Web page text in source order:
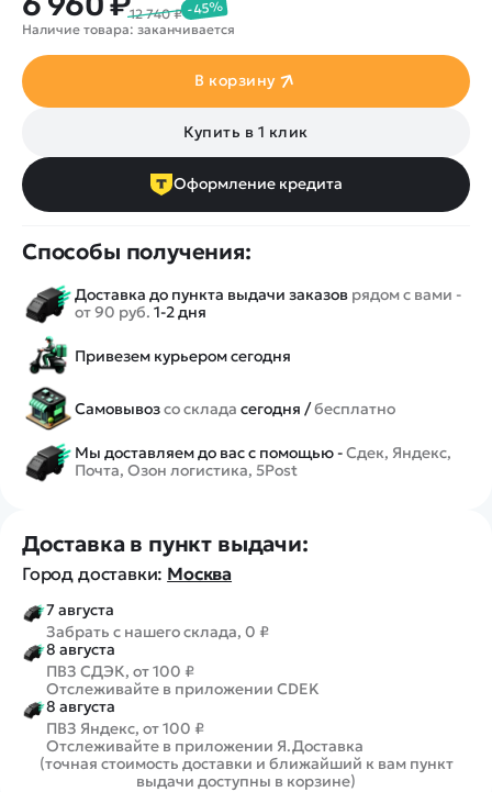
12 740 ₽ -45%
Наличие товара: заканчивается
В корзину
Купить в 1 клик
Оформление кредита
Способы получения:
Доставка до пункта выдачи заказов рядом с вами -
от 90 руб. 1-2 дня
Привезем курьером сегодня
Самовывозсо склада сегодня /бесплатно
Мы доставляем до вас с помощью -Сдек, Яндекс,
Почта, Озон логистика, 5Post
Доставка в пункт выдачи:
Город доставки: Москва
7 августа
Забрать с нашего склада, 0 ₽
8 августа
ПВЗ СДЭК, от 100 ₽
Отслеживайте в приложении CDEK
8 августа
ПВЗ Яндекс, от 100 ₽
Отслеживайте в приложении Я.Доставка
(точная стоимость доставки и ближайший к вам пункт
выдачи доступны в корзине)